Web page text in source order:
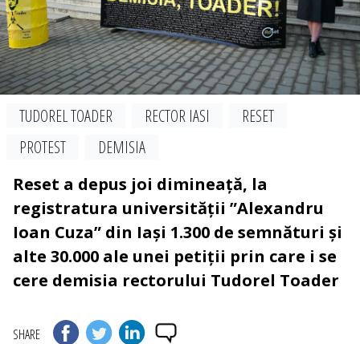
TUDOREL TOADER RECTOR IASI
RESET
PROTEST
DEMISIA
Reset a depus joi dimineață, la
registratura universității ”Alexandru
Ioan Cuza” din Iași 1.300 de semnături și
alte 30.000 ale unei petiții prin care i se
cere demisia rectorului Tudorel Toader
SHARE